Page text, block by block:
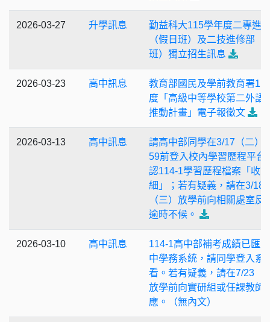
2026-03-27 升學訊息
勤益科大115學年度二專進
（假日班）及二技進修部（
班）獨立招生訊息
2026-03-23 高中訊息
教育部國民及學前教育署
度「高級中等學校第二外語
推動計畫」電子報徵文
2026-03-13 高中訊息
請高中部同學在3/17（二）
59前登入校內學習歷程平台
認114-1學習歷程檔案「收
細」；若有疑義，請在3/18
（三）放學前向相關處室反
逾時不候。
2026-03-10 高中訊息
114-1高中部補考成績已匯
中學務系統，請同學登入系
看。若有疑義，請在7/23（
放學前向實研組或任課教師
應。（無內文）